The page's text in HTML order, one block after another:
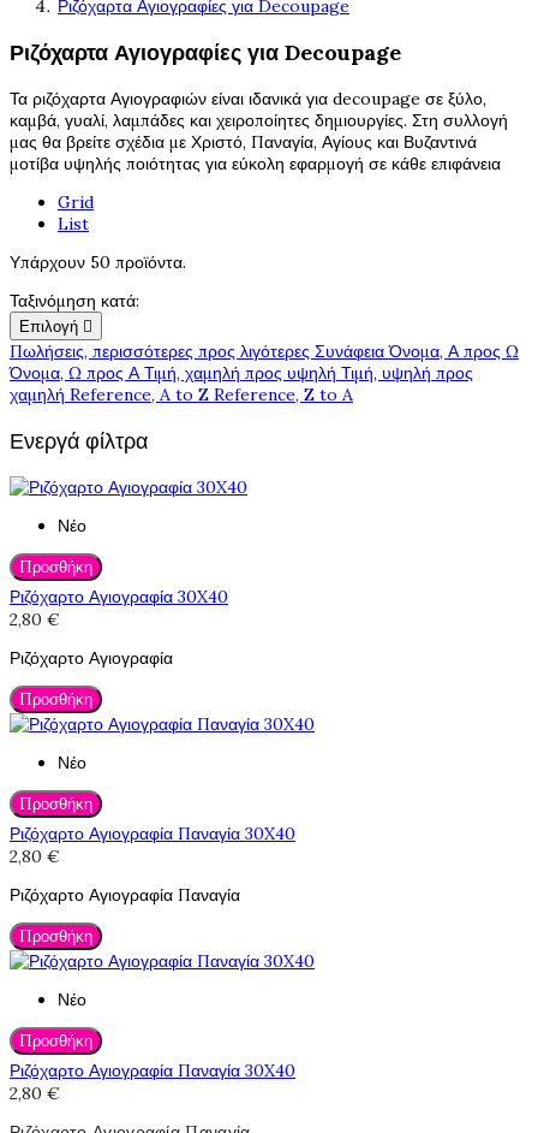
Ριζόχαρτα Αγιογραφίες για Decoupage
Ριζόχαρτα Αγιογραφίες για Decoupage
Τα ριζόχαρτα Αγιογραφιών είναι ιδανικά για decoupage σε ξύλο,
καμβά, γυαλί, λαμπάδες και χειροποίητες δημιουργίες. Στη συλλογή
μας θα βρείτε σχέδια με Χριστό, Παναγία, Αγίους και Βυζαντινά
μοτίβα υψηλής ποιότητας για εύκολη εφαρμογή σε κάθε επιφάνεια
Grid
List
Υπάρχουν 50 προϊόντα.
Ταξινόμηση κατά:
Επιλογή 
Πωλήσεις, περισσότερες προς λιγότερες ΣυνάφειαΌνομα, Α προς Ω
Όνομα, Ω προς ΑΤιμή, χαμηλή προς υψηλή Τιμή, υψηλή προς
χαμηλή Reference, A to Z Reference, Z to A
Ενεργά φίλτρα
Νέο
Προσθήκη
Ριζόχαρτο Αγιογραφία 30X40
2,80 €
Ριζόχαρτο Αγιογραφία
Προσθήκη
Νέο
Προσθήκη
Ριζόχαρτο Αγιογραφία Παναγία 30X40
2,80 €
Ριζόχαρτο Αγιογραφία Παναγία
Προσθήκη
Νέο
Προσθήκη
Ριζόχαρτο Αγιογραφία Παναγία 30X40
2,80 €